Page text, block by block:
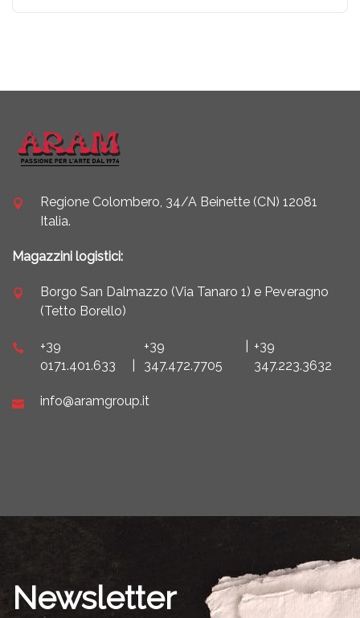
Regione Colombero, 34/A Beinette (CN) 12081
Italia.
Magazzini logistici:
Borgo San Dalmazzo (Via Tanaro 1) e Peveragno
(Tetto Borello)
+39
0171.401.633
+39
347.472.7705
+39
347.223.3632
info@aramgroup.it
Newsletter